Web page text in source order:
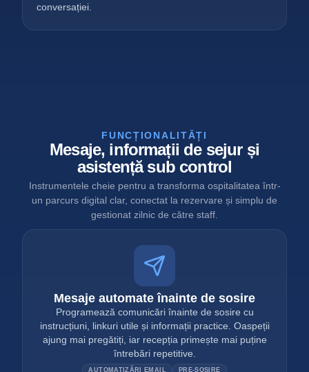
conversației.
FUNCȚIONALITĂȚI
Mesaje, informații de sejur și
asistență sub control
Instrumentele cheie pentru a transforma ospitalitatea într-
un parcurs digital clar, conectat la rezervare și simplu de
gestionat zilnic de către staff.
Mesaje automate înainte de sosire
Programează comunicări înainte de sosire cu
instrucțiuni, linkuri utile și informații practice. Oaspeții
ajung mai pregătiți, iar recepția primește mai puține
întrebări repetitive.
AUTOMATIZĂRI EMAIL PRE-SOSIRE